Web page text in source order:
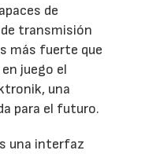
de
transmisión
más fuerte que
juego el
una
para el futuro.
una interfaz